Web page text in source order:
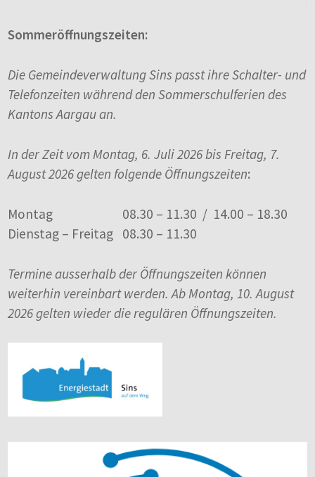
Sommeröffnungszeiten:
Die Gemeindeverwaltung Sins passt ihre Schalter- und
Telefonzeiten während den Sommerschulferien des
Kantons Aargau an.
In der Zeit vom Montag, 6. Juli 2026 bis Freitag, 7.
August 2026 gelten folgende Öffnungszeiten:
Montag
08.30 – 11.30 / 14.00 – 18.30
Dienstag – Freitag 08.30 – 11.30
Termine ausserhalb der Öffnungszeiten können
weiterhin vereinbart werden. Ab Montag, 10. August
2026 gelten wieder die regulären Öffnungszeiten.